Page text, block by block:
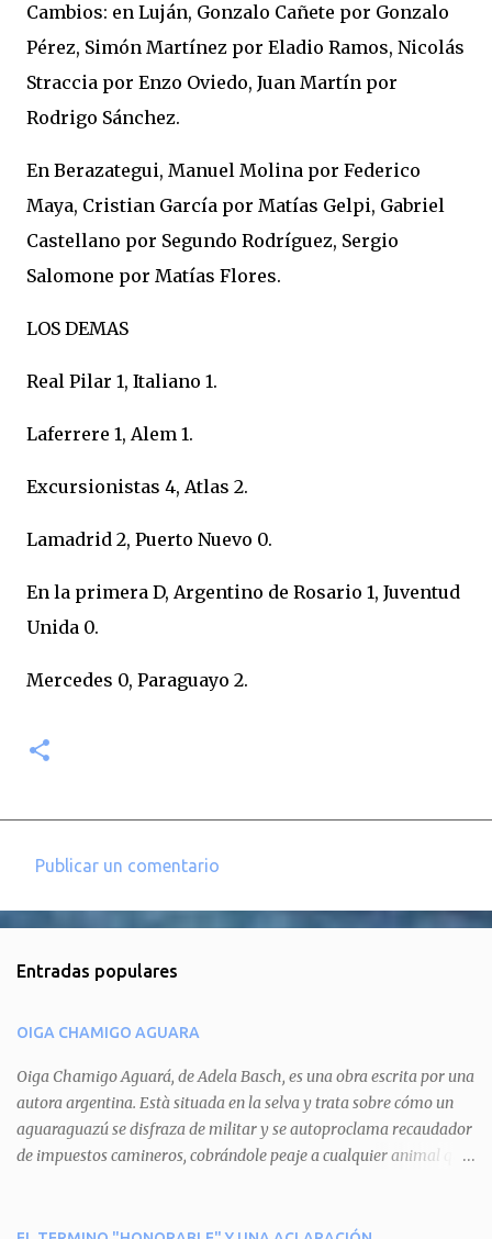
Cambios: en Luján, Gonzalo Cañete por Gonzalo
Pérez, Simón Martínez por Eladio Ramos, Nicolás
Straccia por Enzo Oviedo, Juan Martín por
Rodrigo Sánchez.
En Berazategui, Manuel Molina por Federico
Maya, Cristian García por Matías Gelpi, Gabriel
Castellano por Segundo Rodríguez, Sergio
Salomone por Matías Flores.
LOS DEMAS
Real Pilar 1, Italiano 1.
Laferrere 1, Alem 1.
Excursionistas 4, Atlas 2.
Lamadrid 2, Puerto Nuevo 0.
En la primera D, Argentino de Rosario 1, Juventud
Unida 0.
Mercedes 0, Paraguayo 2.
e
t
a
r
i
o
Publicar un comentario
Entradas populares
OIGA CHAMIGO AGUARA
Oiga Chamigo Aguará, de Adela Basch, es una obra escrita por una
autora argentina. Està situada en la selva y trata sobre cómo un
aguaraguazú se disfraza de militar y se autoproclama recaudador
de impuestos camineros, cobrándole peaje a cualquier animal que
aguará le provoca. De igual manera pasa con Tatú, el armadillo.